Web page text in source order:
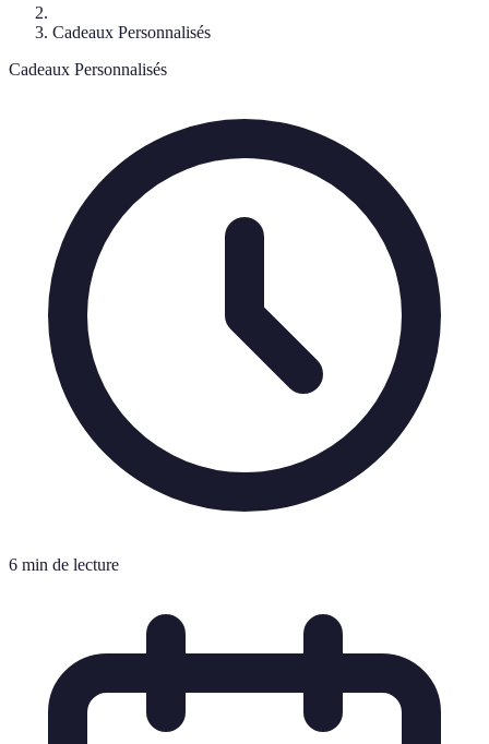
Cadeaux Personnalisés
Cadeaux Personnalisés
6 min de lecture